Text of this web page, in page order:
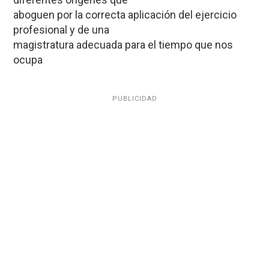
aboguen por la correcta aplicación del ejercicio
profesional y de una
magistratura adecuada para el tiempo que nos
ocupa
PUBLICIDAD